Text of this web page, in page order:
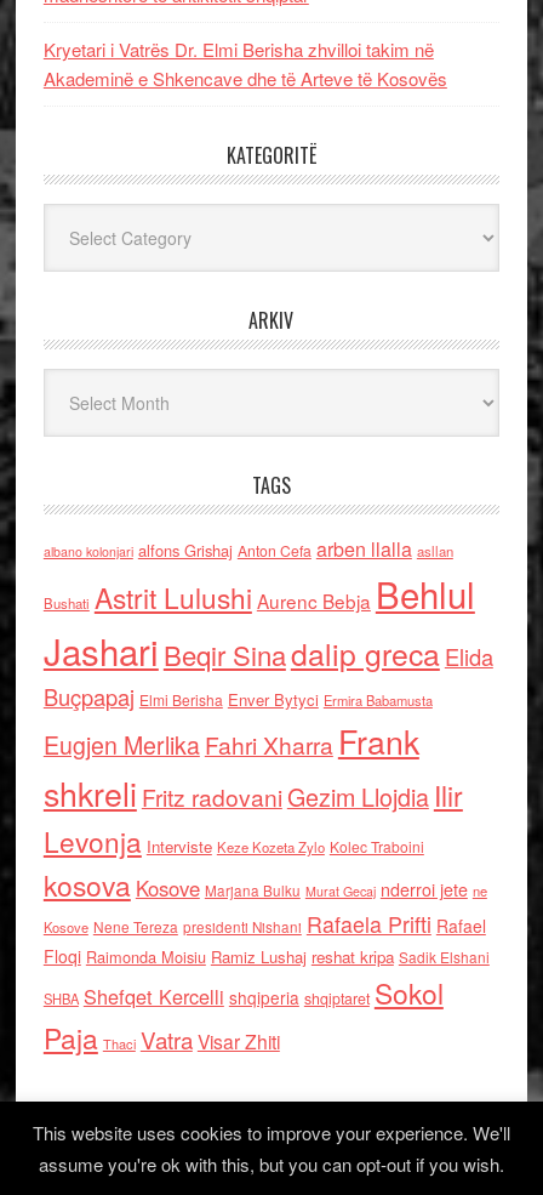
Kryetari i Vatrës Dr. Elmi Berisha zhvilloi takim në
Akademinë e Shkencave dhe të Arteve të Kosovës
KATEGORITË
ARKIV
TAGS
albano kolonjari alfons Grishaj Anton Cefa arben llalla asllan
Bushati Astrit Lulushi Aurenc Bebja Behlul
Jashari Beqir Sinadalip grecaElida
Buçpapaj Elmi Berisha Enver Bytyci Ermira Babamusta
Eugjen MerlikaFahri Xharra Frank
shkreli Fritz radovaniGezim Llojdia Ilir
Levonja Interviste Keze Kozeta Zylo Kolec Traboini
kosova Kosove Marjana Bulku Murat Gecaj nderroi jete ne
Kosove Nene Tereza presidenti Nishani Rafaela Prifti Rafael
Floqi Raimonda Moisiu Ramiz Lushaj reshat kripa Sadik Elshani
SHBA Shefqet Kercelli shqiperia shqiptaret Sokol
Paja Thaci VatraVisar Zhiti
This website uses cookies to improve your experience. We'll
assume you're ok with this, but you can opt-out if you wish.